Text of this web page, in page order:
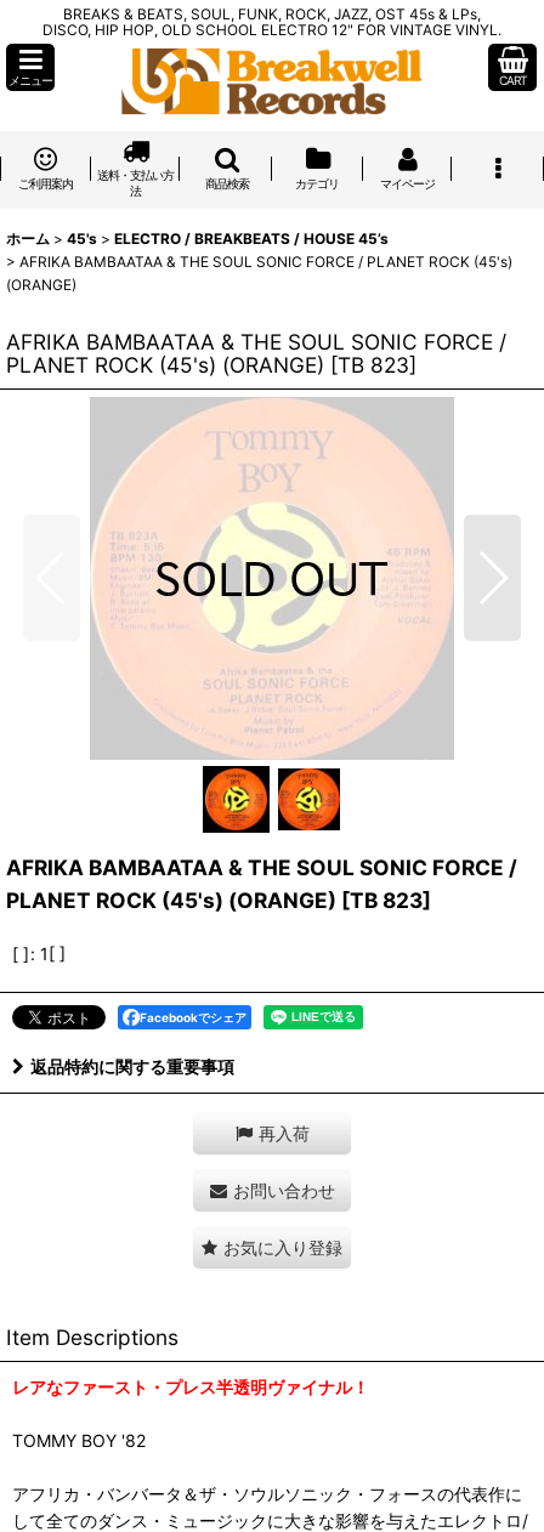
BREAKS & BEATS, SOUL, FUNK, ROCK, JAZZ, OST 45s & LPs,
DISCO, HIP HOP, OLD SCHOOL ELECTRO 12" FOR VINTAGE VINYL.
メニュー CART
ご利用案内
送料・支払い方
法
商品検索 カテゴリ マイページ
ホーム > 45's > ELECTRO / BREAKBEATS / HOUSE 45’s
> AFRIKA BAMBAATAA & THE SOUL SONIC FORCE / PLANET ROCK (45's)
(ORANGE)
AFRIKA BAMBAATAA & THE SOUL SONIC FORCE /
PLANET ROCK (45's) (ORANGE) [TB 823]
AFRIKA BAMBAATAA & THE SOUL SONIC FORCE /
PLANET ROCK (45's) (ORANGE) [TB 823]
[ ]: 1[ ]
Facebookでシェア
返品特約に関する重要事項
再入荷
お問い合わせ
お気に入り登録
Item Descriptions
レアなファースト・プレス半透明ヴァイナル！
TOMMY BOY '82
アフリカ・バンバータ＆ザ・ソウルソニック・フォースの代表作に
して全てのダンス・ミュージックに大きな影響を与えたエレクトロ/